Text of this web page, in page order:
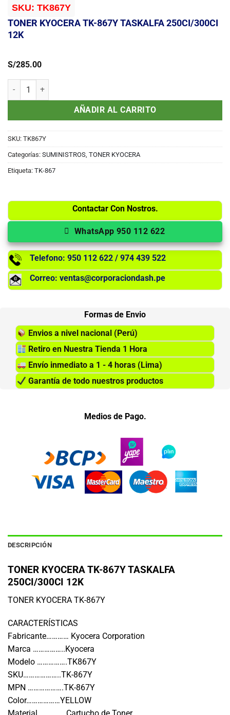
SKU: TK867Y
TONER KYOCERA TK-867Y TASKALFA 250CI/300CI
12K
S/285.00
TONER KYOCERA TK-867Y TASKALFA 250CI/300CI 12K cantidad
AÑADIR AL CARRITO
SKU: TK867Y
Categorías: SUMINISTROS, TONER KYOCERA
Etiqueta: TK-867
Contactar Con Nostros.
WhatsApp 950 112 622
Telefono: 950 112 622 / 974 439 522
Correo: ventas@corporaciondash.pe
Formas de Envio
Envios a nivel nacional (Perú)
Retiro en Nuestra Tienda 1 Hora
Envío inmediato a 1 - 4 horas (Lima)
Garantía de todo nuestros productos
Medios de Pago.
DESCRIPCIÓN
TONER KYOCERA TK-867Y TASKALFA
250CI/300CI 12K
TONER KYOCERA TK-867Y
CARACTERÍSTICAS
Fabricante………… Kyocera Corporation
Marca ……………..Kyocera
Modelo …………….TK867Y
SKU………………..TK-867Y
MPN ……………….TK-867Y
Color………………YELLOW